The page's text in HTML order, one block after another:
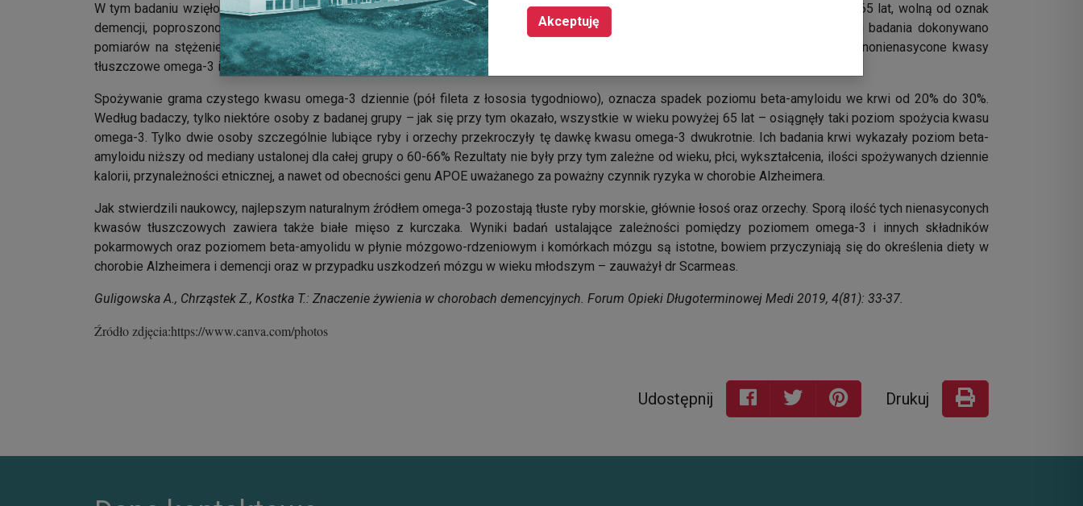
W tym badaniu wzięło udział 1219 osób w wieku od 25 lat. Grupę o najistotniejszym zagrożeniu chorobą Alzheimera, a więc powyżej 65 lat, wolną od oznak
demencji, poproszono o notowanie informacji o swojej diecie i przekazywanie naukowcom. Przed początkiem, w trakcie i na końcu badania dokonywano
pomiarów na stężenie beta-amyloidu we krwi. Naukowców interesowało najbardziej 10 składników diety zawierających wielo- i jednonienasycone kwasy
tłuszczowe omega-3 i omega-6, nasycone kwasy tłuszczowe, witaminy B12, D, E i C, beta-karoten oraz kwas foliowy.
Spożywanie grama czystego kwasu omega-3 dziennie (pół fileta z łososia tygodniowo), oznacza spadek poziomu beta-amyloidu we krwi od 20% do 30%.
Według badaczy, tylko niektóre osoby z badanej grupy – jak się przy tym okazało, wszystkie w wieku powyżej 65 lat – osiągnęły taki poziom spożycia kwasu
omega-3. Tylko dwie osoby szczególnie lubiące ryby i orzechy przekroczyły tę dawkę kwasu omega-3 dwukrotnie. Ich badania krwi wykazały poziom beta-
amyloidu niższy od mediany ustalonej dla całej grupy o 60-66% Rezultaty nie były przy tym zależne od wieku, płci, wykształcenia, ilości spożywanych dziennie
kalorii, przynależności etnicznej, a nawet od obecności genu APOE uważanego za poważny czynnik ryzyka w chorobie Alzheimera.
Jak stwierdzili naukowcy, najlepszym naturalnym źródłem omega-3 pozostają tłuste ryby morskie, głównie łosoś oraz orzechy. Sporą ilość tych nienasyconych
kwasów tłuszczowych zawiera także białe mięso z kurczaka. Wyniki badań ustalające zależności pomiędzy poziomem omega-3 i innych składników
pokarmowych oraz poziomem beta-amyolidu w płynie mózgowo-rdzeniowym i komórkach mózgu są istotne, bowiem przyczyniają się do określenia diety w
chorobie Alzheimera i demencji oraz w przypadku uszkodzeń mózgu w wieku młodszym – zauważył dr Scarmeas.
Guligowska A., Chrząstek Z., Kostka T.: Znaczenie żywienia w chorobach demencyjnych. Forum Opieki Długoterminowej Medi 2019, 4(81): 33-37.
Źródło zdjęcia:https://www.canva.com/photos
Udostępnij Drukuj
Akceptuję